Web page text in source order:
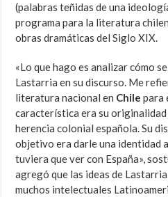
(palabras teñidas de una
programa para la literatura
obras dramáticas del Siglo XIX.
«Lo que hago es analizar cómo
Lastarria en su discurso. Me
literatura nacional en Chile para
característica era su originalidad
herencia colonial española. Su
objetivo era darle una identidad
tuviera que ver con España»,
agregó que las ideas de
muchos intelectuales